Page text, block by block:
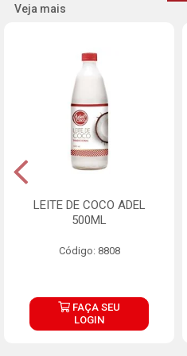
Veja mais
LEITE DE COCO ADEL
500ML
Código: 8808
FAÇA SEU
LOGIN